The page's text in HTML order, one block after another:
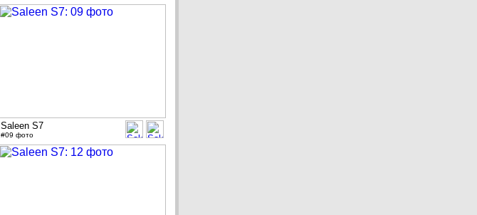
Saleen S7
#09 фото